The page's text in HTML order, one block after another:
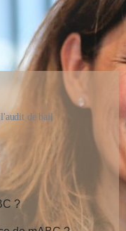
de bail
?